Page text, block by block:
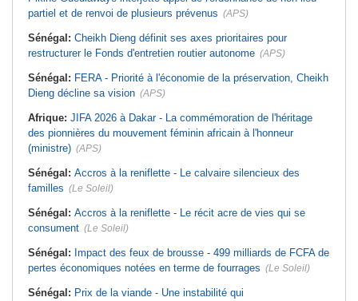
partiel et de renvoi de plusieurs prévenus (APS)
Sénégal: Cheikh Dieng définit ses axes prioritaires pour
restructurer le Fonds d'entretien routier autonome (APS)
Sénégal: FERA - Priorité à l'économie de la préservation, Cheikh
Dieng décline sa vision (APS)
Afrique: JIFA 2026 à Dakar - La commémoration de l'héritage
des pionnières du mouvement féminin africain à l'honneur
(ministre) (APS)
Sénégal: Accros à la reniflette - Le calvaire silencieux des
familles (Le Soleil)
Sénégal: Accros à la reniflette - Le récit acre de vies qui se
consument (Le Soleil)
Sénégal: Impact des feux de brousse - 499 milliards de FCFA de
pertes économiques notées en terme de fourrages (Le Soleil)
Sénégal: Prix de la viande - Une instabilité qui